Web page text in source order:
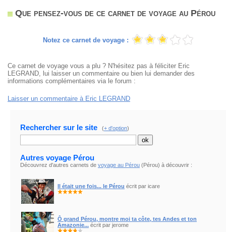
Que pensez-vous de ce carnet de voyage au Pérou
Notez ce carnet de voyage :
Ce carnet de voyage vous a plu ? N'hésitez pas à féliciter Eric
LEGRAND, lui laisser un commentaire ou bien lui demander des
informations complémentaires via le forum :
Laisser un commentaire à Eric LEGRAND
Rechercher sur le site (+ d'option)
Autres voyage Pérou
Découvrez d'autres carnets de voyage au Pérou (Pérou) à découvrir :
Il était une fois... le Pérou écrit par icare
Ô grand Pérou, montre moi ta côte, tes Andes et ton
Amazonie... écrit par jerome